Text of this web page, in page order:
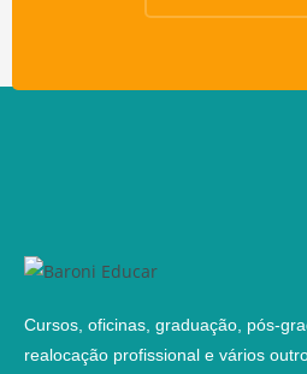
Cursos, oficinas, graduação, pós-
realocação profissional e vários